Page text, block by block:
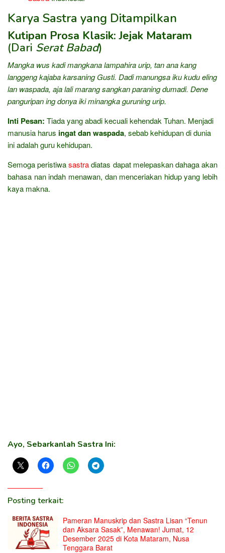
Karya Sastra yang Ditampilkan
Kutipan Prosa Klasik: Jejak Mataram
(Dari Serat Babad)
Mangka wus kadi mangkana lampahira urip, tan ana kang
langgeng kajaba karsaning Gusti. Dadi manungsa iku kudu eling
lan waspada, aja lali marang sangkan paraning dumadi. Dene
panguripan ing donya iki minangka guruning urip.
Inti Pesan: Tiada yang abadi kecuali kehendak Tuhan. Menjadi
manusia harus ingat dan waspada, sebab kehidupan di dunia
ini adalah guru kehidupan.
Semoga peristiwasastradiatas dapat melepaskan dahaga akan
bahasa nan indah menawan, dan menceriakan hidup yang lebih
kaya makna.
Ayo, Sebarkanlah Sastra Ini:
Posting terkait:
Pameran Manuskrip dan Sastra Lisan “Tenun
dan Aksara Sasak”, Menawan! Jumat, 12
Desember 2025 di Kota Mataram, Nusa
Tenggara Barat